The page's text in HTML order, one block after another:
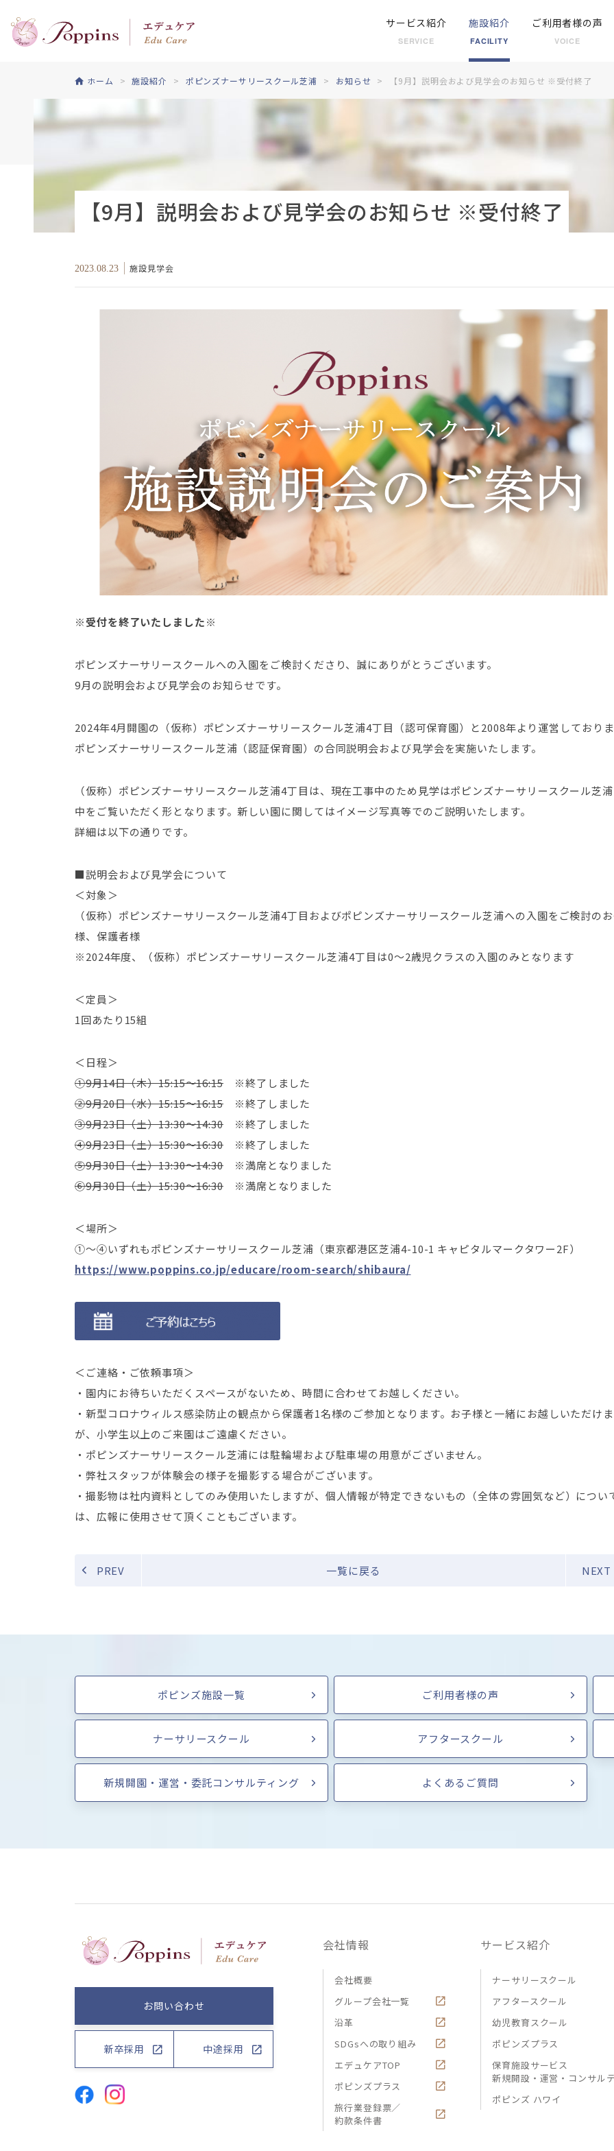
サービス紹介
SERVICE
施設紹介
FACILITY
ご利用者様の声
VOICE
ホーム 施設紹介 ポピンズナーサリースクール芝浦 お知らせ 【9月】説明会および見学会のお知らせ ※受付終了
【9月】説明会および見学会のお知らせ ※受付終了
2023.08.23 施設見学会
※受付を終了いたしました※
ポピンズナーサリースクールへの入園をご検討くださり、誠にありがとうございます。
9月の説明会および見学会のお知らせです。
2024年4月開園の（仮称）ポピンズナーサリースクール芝浦4丁目（認可保育園）と2008年より運営しており
ポピンズナーサリースクール芝浦（認証保育園）の合同説明会および見学会を実施いたします。
（仮称）ポピンズナーサリースクール芝浦4丁目は、現在工事中のため見学はポピンズナーサリースクール芝
中をご覧いただく形となります。新しい園に関してはイメージ写真等でのご説明いたします。
詳細は以下の通りです。
■説明会および見学会について
＜対象＞
（仮称）ポピンズナーサリースクール芝浦4丁目およびポピンズナーサリースクール芝浦への入園をご検討の
様、保護者様
※2024年度、（仮称）ポピンズナーサリースクール芝浦4丁目は0～2歳児クラスの入園のみとなります
＜定員＞
1回あたり15組
＜日程＞
①9月14日（木）15:15～16:15 ※終了しました
②9月20日（水）15:15～16:15 ※終了しました
③9月23日（土）13:30～14:30 ※終了しました
④9月23日（土）15:30～16:30 ※終了しました
⑤9月30日（土）13:30～14:30 ※満席となりました
⑥9月30日（土）15:30～16:30 ※満席となりました
＜場所＞
①～④いずれもポピンズナーサリースクール芝浦（東京都港区芝浦4-10-1 キャピタルマークタワー2F）
https://www.poppins.co.jp/educare/room-search/shibaura/
＜ご連絡・ご依頼事項＞
・園内にお待ちいただくスペースがないため、時間に合わせてお越しください。
・新型コロナウィルス感染防止の観点から保護者1名様のご参加となります。お子様と一緒にお越しいただけ
が、小学生以上のご来園はご遠慮ください。
・ポピンズナーサリースクール芝浦には駐輪場および駐車場の用意がございません。
・弊社スタッフが体験会の様子を撮影する場合がございます。
・撮影物は社内資料としてのみ使用いたしますが、個人情報が特定できないもの（全体の雰囲気など）につい
は、広報に使用させて頂くこともございます。
PREV 一覧に戻る NEXT
ポピンズ施設一覧 ご利用者様の声
ナーサリースクール アフタースクール
新規開園・運営・委託コンサルティング よくあるご質問
お問い合わせ
新卒採用 中途採用
会社情報
会社概要
グループ会社一覧
沿革
SDGsへの取り組み
エデュケアTOP
ポピンズプラス
旅行業登録票／
約款条件書
サービス紹介
ナーサリースクール
アフタースクール
幼児教育スクール
ポピンズプラス
保育施設サービス
新規開設・運営・コンサル
ポピンズ ハワイ